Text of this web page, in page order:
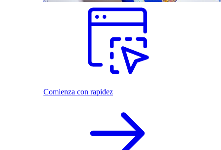
Comienza con rapidez